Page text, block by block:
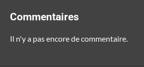
Commentaires
Il n'y a pas encore de commentaire.